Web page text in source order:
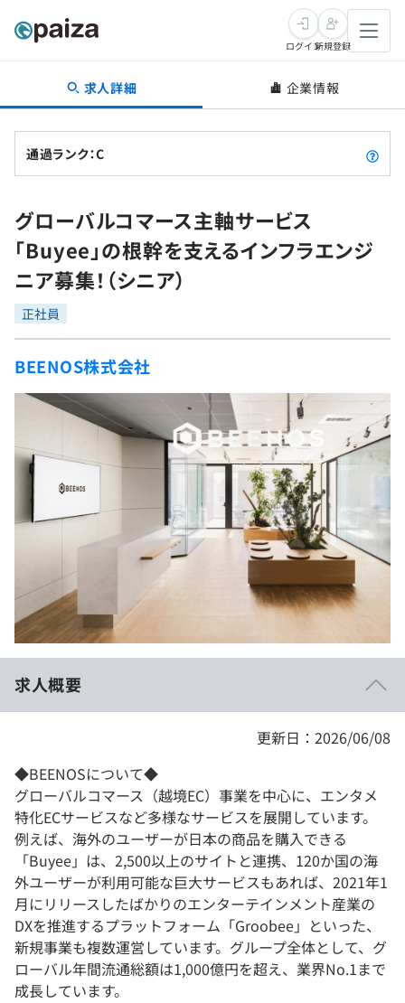
転職・キャリア
転職成功ガイド
転職エージェント
インタビュー
転職成功ガイド
新卒就活
求人検索
本選考
インターン
新卒エージェント
イベント・セミナー
インタビュー
就活成功ガイド
学習
講座一覧
問題集
4択課題
ナレッジ
リファレンス
プラン
個人向けプラン
法人向けプラン
学校向けプラン
契約内容・クーポン
スキルチェック
プログラミング言語
評価結果一覧
再チャレンジ結果一覧
ゲーム・マンガ
Tech Team Journal
note
paizaとは？
ログイン新規登録
求人詳細 企業情報
通過ランク：C
グローバルコマース主軸サービス
「Buyee」の根幹を支えるインフラエンジ
ニア募集！（シニア）
正社員
BEENOS株式会社
求人概要
更新日：2026/06/08
◆BEENOSについて◆
グローバルコマース（越境EC）事業を中心に、エンタメ
特化ECサービスなど多様なサービスを展開しています。
例えば、海外のユーザーが日本の商品を購入できる
「Buyee」は、2,500以上のサイトと連携、120か国の海
外ユーザーが利用可能な巨大サービスもあれば、2021年1
月にリリースしたばかりのエンターテインメント産業の
DXを推進するプラットフォーム「Groobee」といった、
新規事業も複数運営しています。グループ全体として、グ
ローバル年間流通総額は1,000億円を超え、業界No.1まで
成長しています。